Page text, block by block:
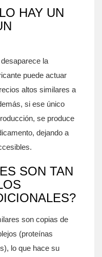
HAY UN
la
puede actuar
altos similares a
si ese único
se produce
dejando a
SON TAN
son copias de
(proteínas
lo que hace su